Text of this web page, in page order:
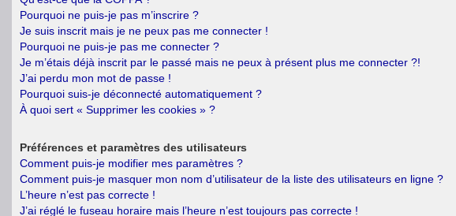
Pourquoi ne puis-je pas m’inscrire ?
Je suis inscrit mais je ne peux pas me connecter !
Pourquoi ne puis-je pas me connecter ?
Je m’étais déjà inscrit par le passé mais ne peux à présent plus me connecter ?!
J’ai perdu mon mot de passe !
Pourquoi suis-je déconnecté automatiquement ?
À quoi sert « Supprimer les cookies » ?
Préférences et paramètres des utilisateurs
Comment puis-je modifier mes paramètres ?
Comment puis-je masquer mon nom d’utilisateur de la liste des utilisateurs en ligne ?
L’heure n’est pas correcte !
J’ai réglé le fuseau horaire mais l’heure n’est toujours pas correcte !